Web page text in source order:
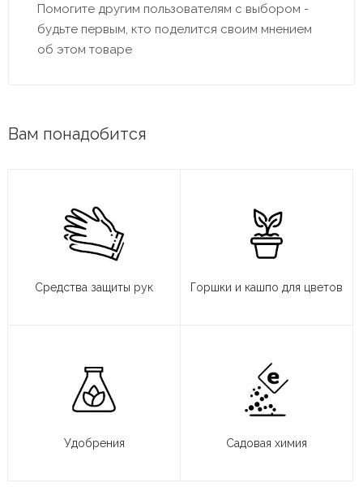
Помогите другим пользователям с выбором -
будьте первым, кто поделится своим мнением
об этом товаре
Вам понадобится
Средства защиты рук Горшки и кашпо для цветов
Удобрения Садовая химия